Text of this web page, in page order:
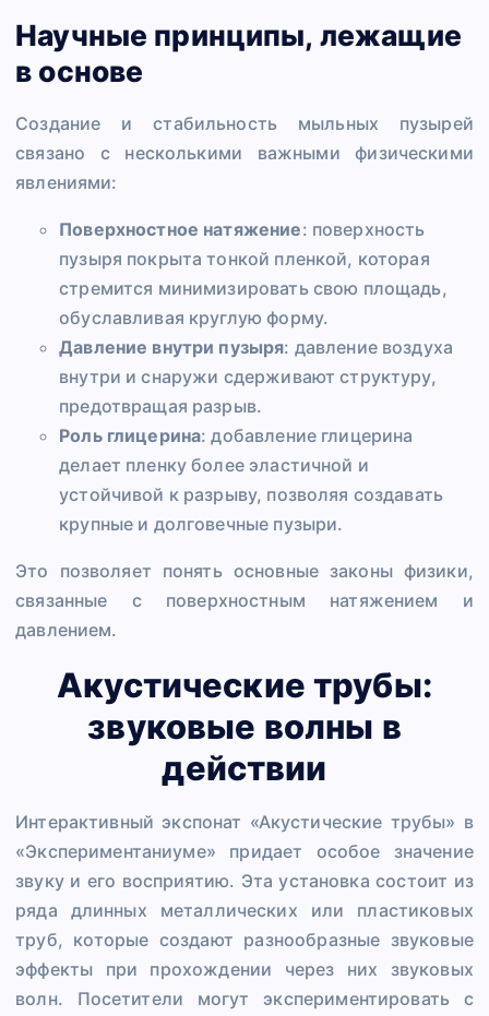
Научные принципы, лежащие
в основе
Создание и стабильность мыльных пузырей
связано с несколькими важными физическими
явлениями:
Поверхностное натяжение: поверхность
пузыря покрыта тонкой пленкой, которая
стремится минимизировать свою площадь,
обуславливая круглую форму.
Давление внутри пузыря: давление воздуха
внутри и снаружи сдерживают структуру,
предотвращая разрыв.
Роль глицерина: добавление глицерина
делает пленку более эластичной и
устойчивой к разрыву, позволяя создавать
крупные и долговечные пузыри.
Это позволяет понять основные законы физики,
связанные с поверхностным натяжением и
давлением.
Акустические трубы:
звуковые волны в
действии
Интерактивный экспонат «Акустические трубы» в
«Экспериментаниуме» придает особое значение
звуку и его восприятию. Эта установка состоит из
ряда длинных металлических или пластиковых
труб, которые создают разнообразные звуковые
эффекты при прохождении через них звуковых
волн. Посетители могут экспериментировать с